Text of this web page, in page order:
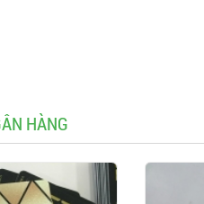
HÀNG